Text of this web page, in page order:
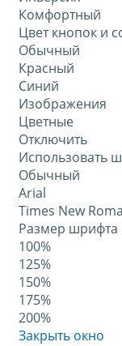
Комфортный
Цвет кнопок и
Обычный
Красный
Синий
Изображения
Цветные
Отключить
Использовать
Обычный
Arial
Times New
Размер шрифта
100%
125%
150%
175%
200%
Закрыть окно